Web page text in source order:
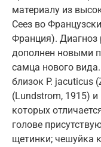
материалу из
Сеез во
Франция). Диагноз
дополнен новыми
самца нового
близок P. jacuticus
(Lundstrom, 1915) и
которых
голове
щетинки; чешуйка